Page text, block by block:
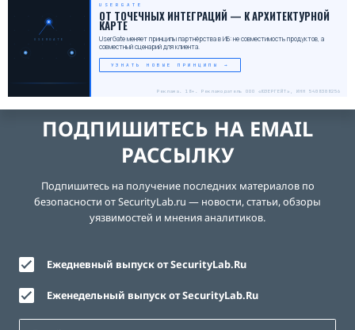
USERGATE
USERGATE
ОТ ТОЧЕЧНЫХ ИНТЕГРАЦИЙ — К АРХИТЕКТУРНОЙ
КАРТЕ
UserGate меняет принципы партнёрства в ИБ: не совместимость продуктов, а
совместный сценарий для клиента.
УЗНАТЬ НОВЫЕ ПРИНЦИПЫ →
Реклама. 18+. Рекламодатель ООО «ЮЗЕРГЕЙТ», ИНН 5408308256
ПОДПИШИТЕСЬ НА EMAIL
РАССЫЛКУ
Подпишитесь на получение последних материалов по
безопасности от SecurityLab.ru — новости, статьи, обзоры
уязвимостей и мнения аналитиков.
Ежедневный выпуск от SecurityLab.Ru
Еженедельный выпуск от SecurityLab.Ru